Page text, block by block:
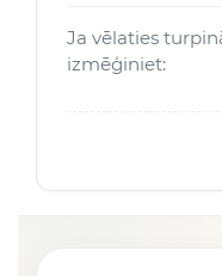
Ja vēlaties
izmēģiniet: